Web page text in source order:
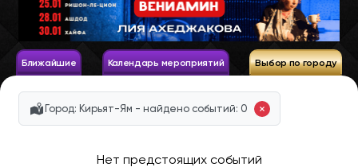
Ближайшие Календарь мероприятий Выбор по городу
Город: Кирьят-Ям - найдено событий: 0
Нет предстоящих событий